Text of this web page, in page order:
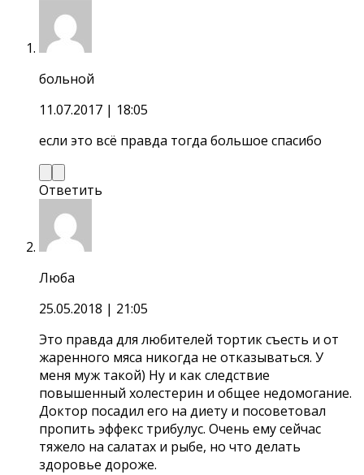
больной
11.07.2017 | 18:05
если это всё правда тогда большое спасибо
Ответить
Люба
25.05.2018 | 21:05
Это правда для любителей тортик съесть и от
жаренного мяса никогда не отказываться. У
меня муж такой) Ну и как следствие
повышенный холестерин и общее недомогание.
Доктор посадил его на диету и посоветовал
пропить эффекс трибулус. Очень ему сейчас
тяжело на салатах и рыбе, но что делать
здоровье дороже.